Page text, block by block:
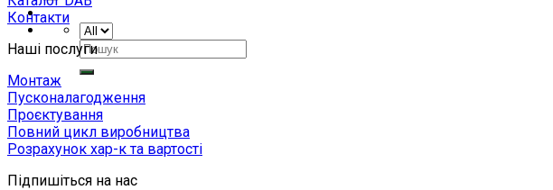
Шукати:
Контакти
Наші послуги
Монтаж
Пусконалагодження
Проєктування
Повний цикл виробництва
Розрахунок хар-к та вартості
Підпишіться на нас